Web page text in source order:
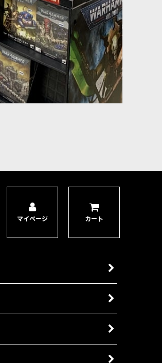
い求める魔導鍛冶師です。彼らは地獄の
マイページ カート